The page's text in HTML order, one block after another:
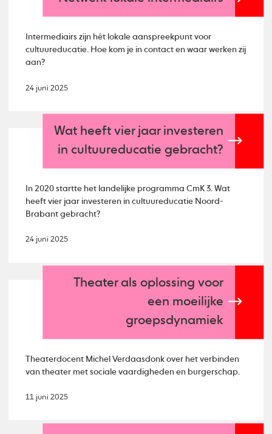
Intermediairs zijn hét lokale aanspreekpunt voor
cultuureducatie. Hoe kom je in contact en waar werken zij
aan?
24 juni 2025
Wat heeft vier jaar investeren
in cultuureducatie gebracht?
In 2020 startte het landelijke programma CmK 3. Wat
heeft vier jaar investeren in cultuureducatie Noord-
Brabant gebracht?
24 juni 2025
Theater als oplossing voor
een moeilijke
groepsdynamiek
Theaterdocent Michel Verdaasdonk over het verbinden
van theater met sociale vaardigheden en burgerschap.
11 juni 2025